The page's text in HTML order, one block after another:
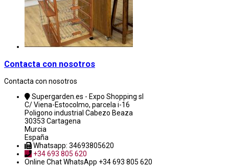
Contacta con nosotros
Contacta con nosotros
Supergarden.es - Expo Shopping sl
C/ Viena-Estocolmo, parcela i-16
Poligono industrial Cabezo Beaza
30353 Cartagena
Murcia
España
Whatsapp: 34693805620
+34 693 805 620
Online ChatWhatsApp +34 693 805 620